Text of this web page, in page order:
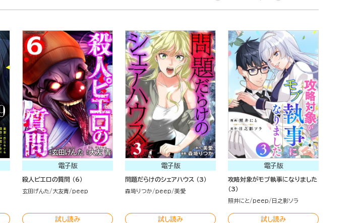
電子版
殺人ピエロの質問 （6）
玄田げんた 大友青 peep
試し読み
電子版
問題だらけのシェアハウス （3）
森埼りつか peep 美愛
試し読み
電子版
攻略対象がモブ執事になりました
（3）
照井にと peep 日之影ソラ
試し読み